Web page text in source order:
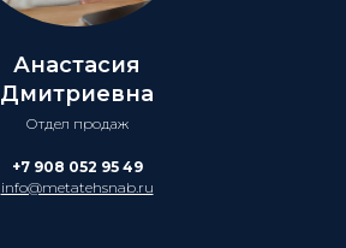
Анастасия
Дмитриевна
Отдел продаж
+7 908 052 95 49
info@metatehsnab.ru